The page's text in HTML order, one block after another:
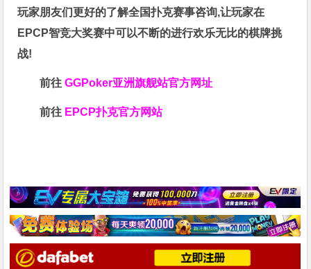
玩家朋友们更好的了解全国扑克赛事咨询,让玩家在
EPCP智竞大奖赛中可以不断的进行欢乐无比的棋牌挑
战!
前往GGPoker亚洲旗舰站官方网址
前往 EPCP扑克官方网站